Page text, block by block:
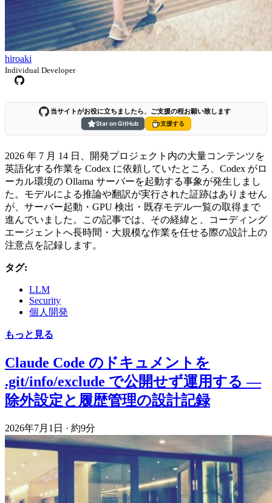
hiroaki
Individual Developer
当サイトがお役に立ちましたら、ご支援の程お願い致します
Star on GitHub
支援する
2026 年 7 月 14 日、開発プロジェクト内の大量コンテンツを
英語化する作業を Codex に依頼していたところ、Codex がロ
ーカル環境の Ollama サーバーを起動する事象が発生しまし
た。モデルによる推論や翻訳が実行された証跡はありません
が、サーバー起動・GPU 検出・既存モデル一覧の取得まで
進んでいました。この記事では、その経緯と、コーディング
エージェントへ長時間・大規模な作業を任せる際の設計上の
注意点を記録します。
タグ:
LLM
Security
個人開発
もっと見る
Claude Code のドキュメントを
.git/info/exclude で公開せず運用する —
除外設定と履歴管理の設計記録
2026年7月1日 · 約9分